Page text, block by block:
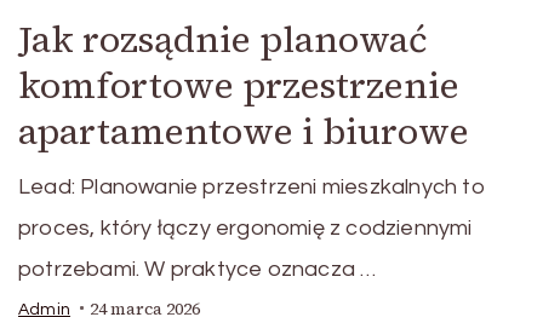
Jak rozsądnie planować
komfortowe przestrzenie
apartamentowe i biurowe
Lead: Planowanie przestrzeni mieszkalnych to
proces, który łączy ergonomię z codziennymi
potrzebami. W praktyce oznacza …
Admin 24 marca 2026